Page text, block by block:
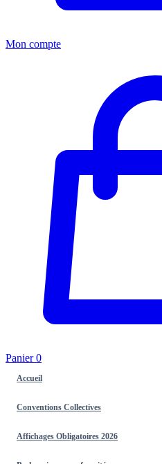
Mon compte
Panier0
Accueil
Conventions Collectives
Affichages Obligatoires 2026